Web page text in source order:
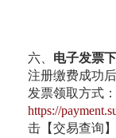
六、 电子发票
注册缴费成功
发票领取方式
https://
击【交易查询